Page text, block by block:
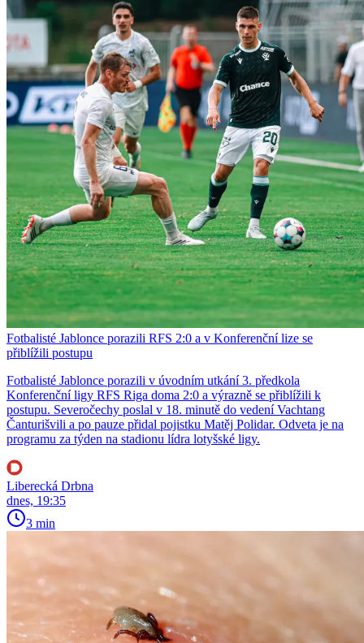
Fotbalisté Jablonce porazili RFS 2:0 a v Konferenční lize se
přiblížili postupu
Fotbalisté Jablonce porazili v úvodním utkání 3. předkola
Konferenční ligy RFS Riga doma 2:0 a výrazně se přiblížili k
postupu. Severočechy poslal v 18. minutě do vedení Vachtang
Čanturišvili a po pauze přidal pojistku Matěj Polidar. Odveta je na
programu za týden na stadionu lídra lotyšské ligy.
Liberecká Drbna
dnes, 19:35
3 min